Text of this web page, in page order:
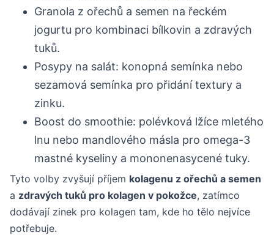
Granola z ořechů a semen na řeckém
jogurtu pro kombinaci bílkovin a zdravých
tuků.
Posypy na salát: konopná semínka nebo
sezamová semínka pro přidání textury a
zinku.
Boost do smoothie: polévková lžíce mletého
lnu nebo mandlového másla pro omega-3
mastné kyseliny a mononenasycené tuky.
Tyto volby zvyšují příjem kolagenu z ořechů a semen
a zdravých tuků pro kolagen v pokožce, zatímco
dodávají zinek pro kolagen tam, kde ho tělo nejvíce
potřebuje.